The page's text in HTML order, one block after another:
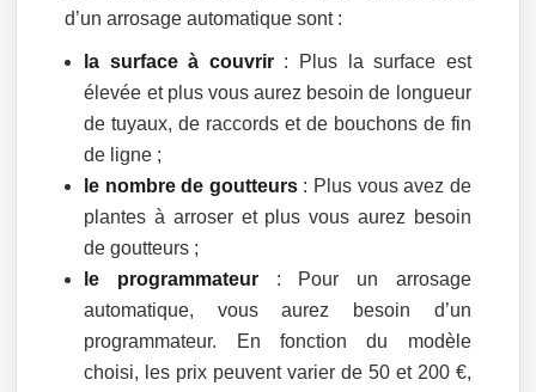
d’un arrosage automatique sont :
la surface à couvrir: Plus la surface est
élevée et plus vous aurez besoin de longueur
de tuyaux, de raccords et de bouchons de fin
de ligne ;
le nombre de goutteurs: Plus vous avez de
plantes à arroser et plus vous aurez besoin
de goutteurs ;
le programmateur : Pour un arrosage
automatique, vous aurez besoin d’un
programmateur. En fonction du modèle
choisi, les prix peuvent varier de 50 et 200 €,